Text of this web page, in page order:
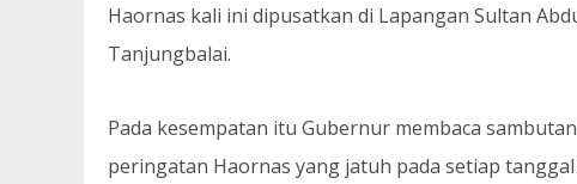
Haornas kali ini dipusatkan di Lapangan Sultan
Tanjungbalai.
Pada kesempatan itu Gubernur membaca
peringatan Haornas yang jatuh pada setiap